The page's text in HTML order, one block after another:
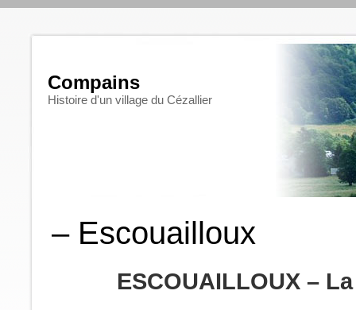
Compains
Histoire d'un village du Cézallier
– Escouailloux
ESCOUAILLOUX –